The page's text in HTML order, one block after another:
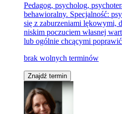
Pedagog, psycholog,
behawioralny. Specjalność:
się z zaburzeniami lękowymi,
niskim poczuciem własnej
lub ogólnie chcącymi
brak wolnych terminów
Znajdź termin